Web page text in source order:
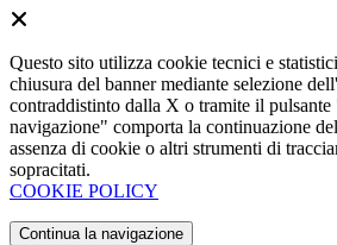
Questo sito utilizza cookie tecnici e
chiusura del banner mediante selezione
contraddistinto dalla X o tramite il
navigazione" comporta la continuazione
assenza di cookie o altri strumenti di
sopracitati.
COOKIE POLICY
Continua la navigazione